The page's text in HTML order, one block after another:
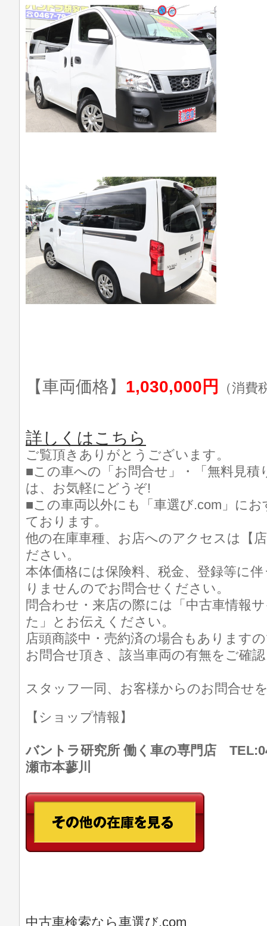
【車両価格】 1,030,000円 （消費
詳しくはこちら
ご覧頂きありがとうございます。
■この車への「お問合せ」・「無料見積
は、お気軽にどうぞ!
■この車両以外にも「車選び.com」に
ております。
他の在庫車種、お店へのアクセスは【
ださい。
本体価格には保険料、税金、登録等に
りませんのでお問合せください。
問合わせ・来店の際には「中古車情報
た」とお伝えください。
店頭商談中・売約済の場合もあります
お問合せ頂き、該当車両の有無をご確
スタッフ一同、お客様からのお問合せ
【ショップ情報】
バントラ研究所 働く車の専門店
瀬市本蓼川
中古車検索なら車選び.com